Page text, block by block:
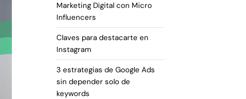
Marketing Digital con Micro
Influencers
Claves para destacarte en
Instagram
3 estrategias de Google Ads
sin depender solo de
keywords